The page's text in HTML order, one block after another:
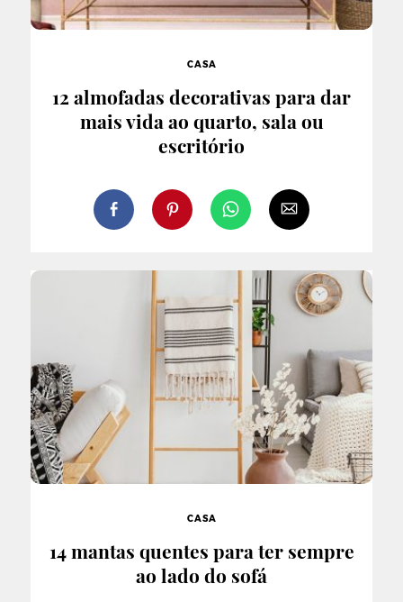
CASA
12 almofadas decorativas para dar
mais vida ao quarto, sala ou
escritório
CASA
14 mantas quentes para ter sempre
ao lado do sofá